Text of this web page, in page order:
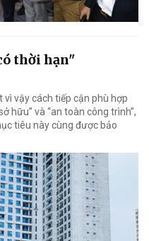
thời hạn"
vậy cách tiếp cận phù hợp
hữu” và “an toàn công trình”,
tiêu này cùng được bảo